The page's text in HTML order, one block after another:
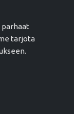
tarjota